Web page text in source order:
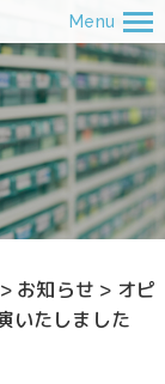
Menu
> お知らせ > オピ
いたしました